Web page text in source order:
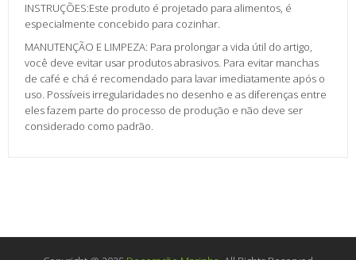
INSTRUÇÕES:Este produto é projetado para alimentos, é
especialmente concebido para cozinhar.
MANUTENÇÃO E LIMPEZA: Para prolongar a vida útil do artigo,
você deve evitar usar produtos abrasivos. Para evitar manchas
de café e chá é recomendado para lavar imediatamente após o
uso. Possíveis irregularidades no desenho e as diferenças entre
eles fazem parte do processo de produção e não deve ser
considerado como padrão.